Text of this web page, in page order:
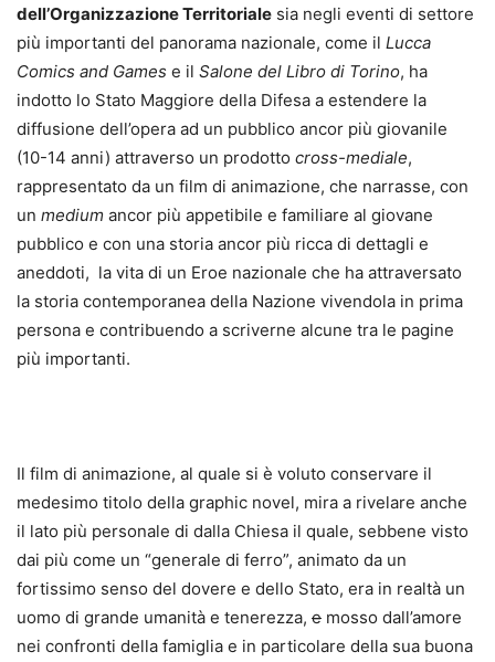
dell’Organizzazione Territoriale sia negli eventi di settore
più importanti del panorama nazionale, come il Lucca
Comics and Games e il Salone del Libro di Torino, ha
indotto lo Stato Maggiore della Difesa a estendere la
diffusione dell’opera ad un pubblico ancor più giovanile
(10-14 anni) attraverso un prodotto cross-mediale,
rappresentato da un film di animazione, che narrasse, con
un medium ancor più appetibile e familiare al giovane
pubblico e con una storia ancor più ricca di dettagli e
aneddoti, la vita di un Eroe nazionale che ha attraversato
la storia contemporanea della Nazione vivendola in prima
persona e contribuendo a scriverne alcune tra le pagine
più importanti.
Il film di animazione, al quale si è voluto conservare il
medesimo titolo della graphic novel, mira a rivelare anche
il lato più personale di dalla Chiesa il quale, sebbene visto
dai più come un “generale di ferro”, animato da un
fortissimo senso del dovere e dello Stato, era in realtà un
uomo di grande umanità e tenerezza, e mosso dall’amore
nei confronti della famiglia e in particolare della sua buona